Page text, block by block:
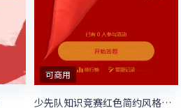
可商用
少先队知识竞赛红色简约风格答题活动